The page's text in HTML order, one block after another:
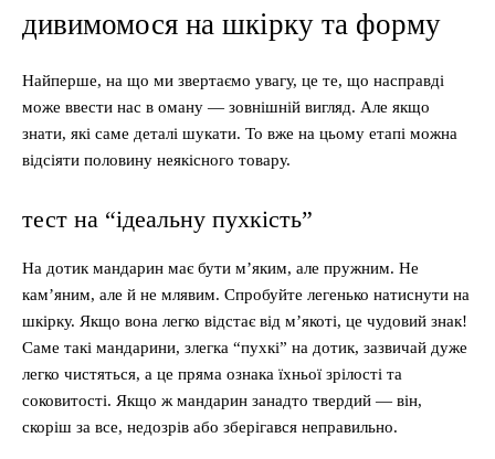
дивимомося на шкірку та форму
Найперше, на що ми звертаємо увагу, це те, що насправді
може ввести нас в оману — зовнішній вигляд. Але якщо
знати, які саме деталі шукати. То вже на цьому етапі можна
відсіяти половину неякісного товару.
тест на “ідеальну пухкість”
На дотик мандарин має бути м’яким, але пружним. Не
кам’яним, але й не млявим. Спробуйте легенько натиснути на
шкірку. Якщо вона легко відстає від м’якоті, це чудовий знак!
Саме такі мандарини, злегка “пухкі” на дотик, зазвичай дуже
легко чистяться, а це пряма ознака їхньої зрілості та
соковитості. Якщо ж мандарин занадто твердий — він,
скоріш за все, недозрів або зберігався неправильно.